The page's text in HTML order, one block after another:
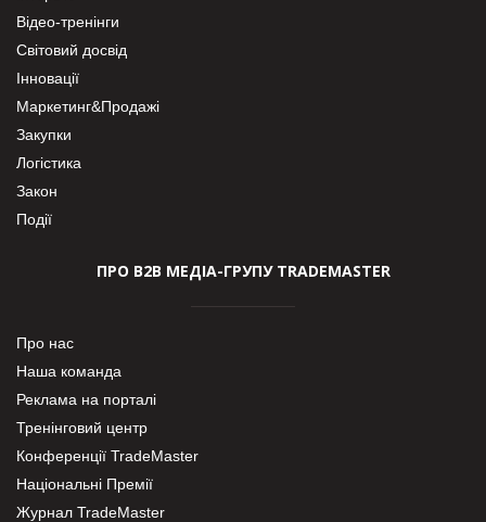
Відео-тренінги
Світовий досвід
Інновації
Маркетинг&Продажі
Закупки
Логістика
Закон
Події
ПРО В2В МЕДІА-ГРУПУ TRADEMASTER
Про нас
Наша команда
Реклама на порталі
Тренінговий центр
Конференції TradeMaster
Національні Премії
Журнал TradeMaster